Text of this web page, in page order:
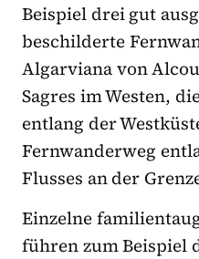
Beispiel drei gut
beschilderte
Algarviana von
Sagres im Westen,
entlang der
Fernwanderweg
Flusses an der
Einzelne
führen zum Beispiel